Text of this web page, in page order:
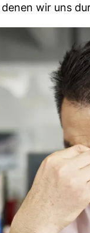
wir uns